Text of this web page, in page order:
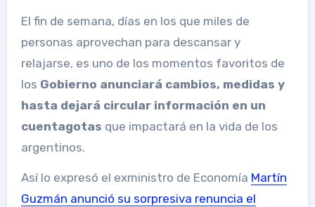
El fin de semana, días en los que miles de
personas aprovechan para descansar y
relajarse, es uno de los momentos favoritos de
los Gobierno anunciará cambios, medidas y
hasta dejará circular información en un
cuentagotas que impactará en la vida de los
argentinos.
Así lo expresó el exministro de Economía Martín
Guzmán anunció su sorpresiva renuncia el